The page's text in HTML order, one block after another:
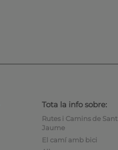
Tota la info sobre:
Rutes i Camins de Sant
Jaume
El camí amb bici